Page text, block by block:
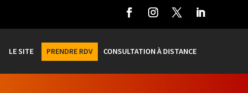
LE SITE PRENDRE RDV CONSULTATION À DISTANCE